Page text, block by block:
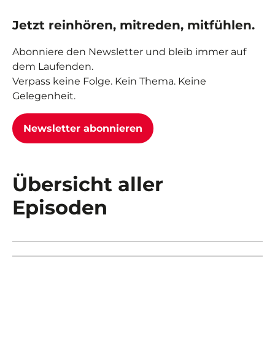
Jetzt reinhören, mitreden, mitfühlen.
Abonniere den Newsletter und bleib immer auf
dem Laufenden.
Verpass keine Folge. Kein Thema. Keine
Gelegenheit.
Newsletter abonnieren
Übersicht aller
Episoden